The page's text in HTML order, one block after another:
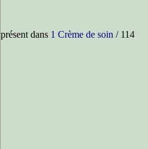
présent dans 1 Crème de soin / 114